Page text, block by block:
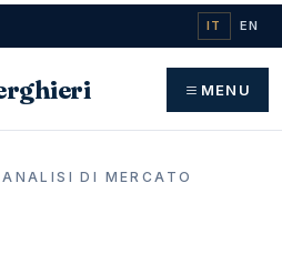
IT EN
MENU
ANALISI DI MERCATO